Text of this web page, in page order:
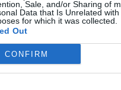
Sale, and/or Sharing of
Data that Is Unrelated
for which it was collected.
Out
CONFIRM
takimit sekret
Khamenei në
Ata ishin në një